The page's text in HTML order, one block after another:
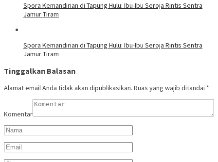
Spora Kemandirian di Tapung Hulu: Ibu-Ibu Seroja Rintis Sentra
Jamur Tiram
Spora Kemandirian di Tapung Hulu: Ibu-Ibu Seroja Rintis Sentra
Jamur Tiram
Tinggalkan Balasan
Alamat email Anda tidak akan dipublikasikan. Ruas yang wajib ditandai *
Komentar